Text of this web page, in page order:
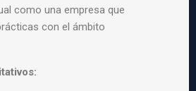
como una empresa que
con el ámbito